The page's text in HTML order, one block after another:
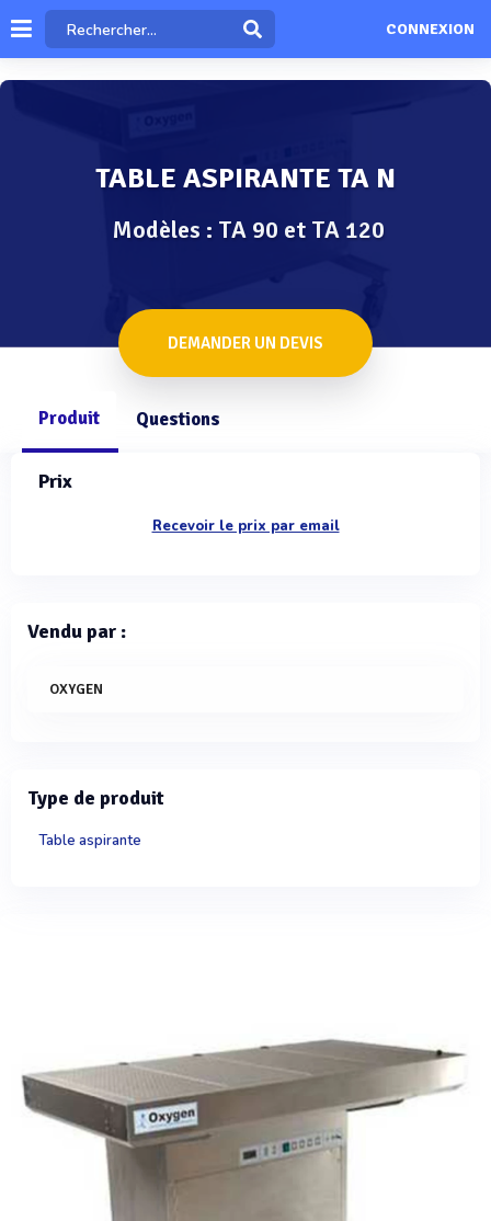
CONNEXION
TABLE ASPIRANTE TA N
Modèles : TA 90 et TA 120
DEMANDER UN DEVIS
Produit Questions
Prix
Recevoir le prix par email
Vendu par :
OXYGEN
Type de produit
Table aspirante